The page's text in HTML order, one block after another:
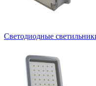
Светодиодные